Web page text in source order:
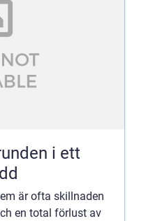
är ofta skillnaden
en total förlust av